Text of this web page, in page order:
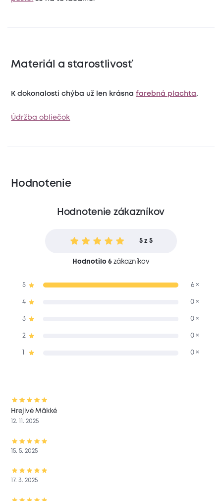
Materiál a starostlivosť
K dokonalosti chýba už len krásnafarebná plachta .
Údržba obliečok
Hodnotenie
Hodnotenie zákazníkov
5 z 5
Hodnotilo 6zákazníkov
5 6 ×
4 0 ×
3 0 ×
2 0 ×
0 ×
Hrejivé Mäkké
12. 11. 2025
15. 5. 2025
17. 3. 2025